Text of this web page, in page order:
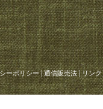
ーポリシー|通信販売法|リンク